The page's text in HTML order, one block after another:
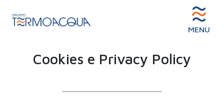
MENU
Cookies e Privacy Policy